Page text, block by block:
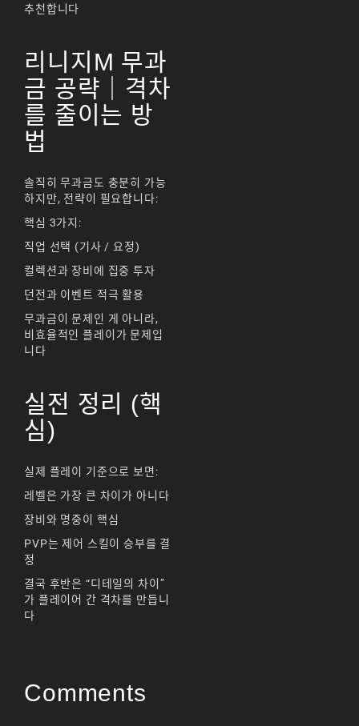
추천합니다
리니지M 무과
금 공략｜격차
를 줄이는 방
법
솔직히 무과금도 충분히 가능
하지만, 전략이 필요합니다:
핵심 3가지:
직업 선택 (기사 / 요정)
컬렉션과 장비에 집중 투자
던전과 이벤트 적극 활용
무과금이 문제인 게 아니라,
비효율적인 플레이가 문제입
니다
실전 정리 (핵
심)
실제 플레이 기준으로 보면:
레벨은 가장 큰 차이가 아니다
장비와 명중이 핵심
PVP는 제어 스킬이 승부를 결
정
결국 후반은 “디테일의 차이”
가 플레이어 간 격차를 만듭니
다
Comments